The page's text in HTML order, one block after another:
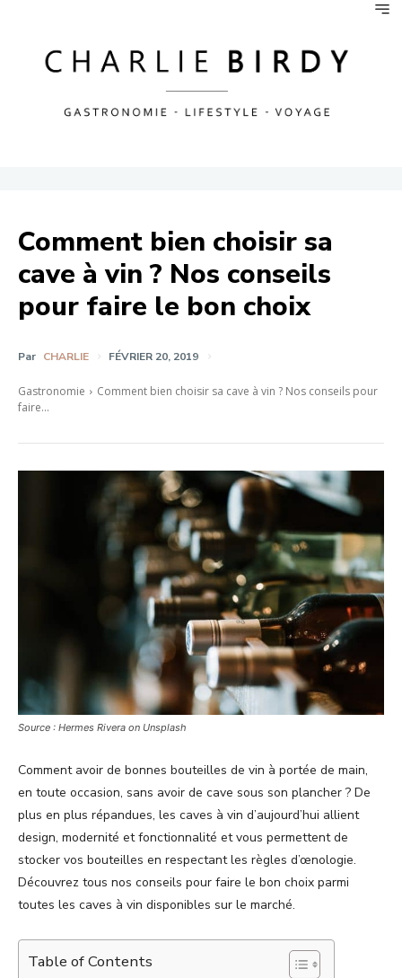
Comment bien choisir sa
cave à vin ? Nos conseils
pour faire le bon choix
Par CHARLIE FÉVRIER 20, 2019
Gastronomie
Comment bien choisir sa cave à vin ? Nos conseils pour
faire...
Source : Hermes Rivera on Unsplash
Comment avoir de bonnes bouteilles de vin à portée de main,
en toute occasion, sans avoir de cave sous son plancher ? De
plus en plus répandues, les caves à vin d’aujourd’hui allient
design, modernité et fonctionnalité et vous permettent de
stocker vos bouteilles en respectant les règles d’œnologie.
Découvrez tous nos conseils pour faire le bon choix parmi
toutes les caves à vin disponibles sur le marché.
Table of Contents